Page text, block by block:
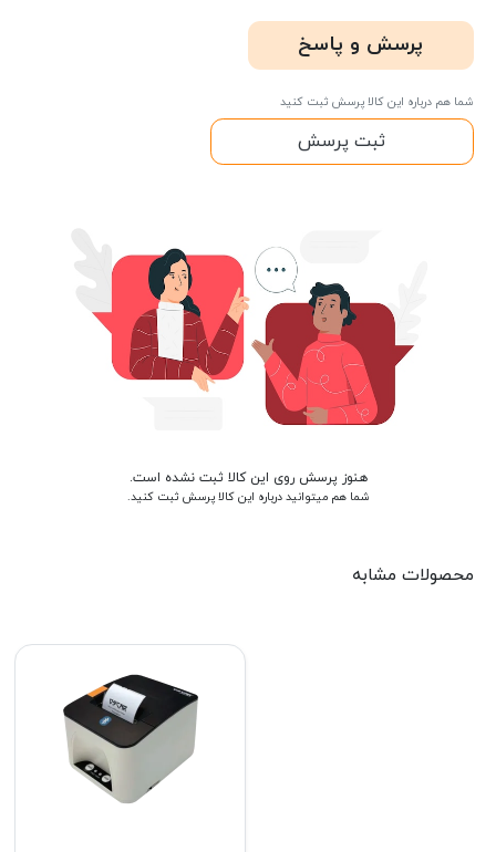
پرسش و پاسخ
شما هم درباره این کالا پرسش ثبت کنید
ثبت پرسش
هنوز پرسش روی این کالا ثبت نشده است.
شما هم میتوانید درباره این کالا پرسش ثبت کنید.
محصولات مشابه